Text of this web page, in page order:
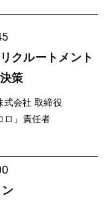
クルートメント
策
式会社 取締役
ロ」責任者